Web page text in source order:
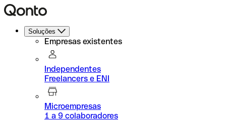
Soluções
Empresas existentes
Independentes
Freelancers e ENI
Microempresas
1 a 9 colaboradores